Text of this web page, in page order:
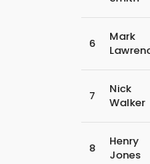
6
Mark
7
Nick
Walker
8
Henry
Jones